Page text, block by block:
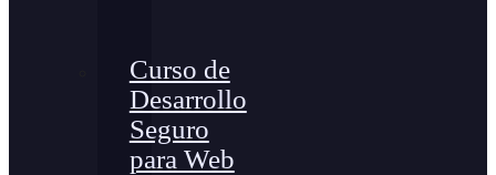
Curso de
Desarrollo
Seguro
para Web